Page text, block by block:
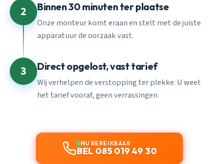
2 Binnen 30 minuten ter plaatse
Onze monteur komt eraan en stelt met de juiste
apparatuur de oorzaak vast.
3 Direct opgelost, vast tarief
Wij verhelpen de verstopping ter plekke. U weet
het tarief vooraf, geen verrassingen.
NU BEREIKBAAR
BEL 085 019 49 30